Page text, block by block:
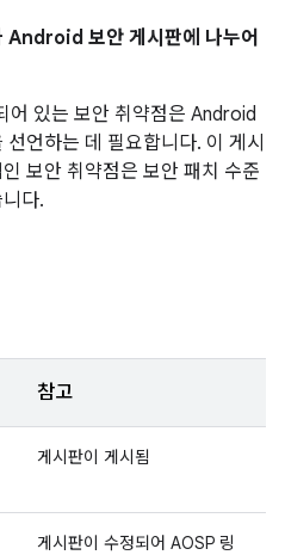
Android 보안 게시판에 나누어
어 있는 보안 취약점은 Android
언하는 데 필요합니다. 이 게시
보안 취약점은 보안 패치 수준
다.
참고
게시판이 게시됨
게시판이 수정되어 AOSP 링